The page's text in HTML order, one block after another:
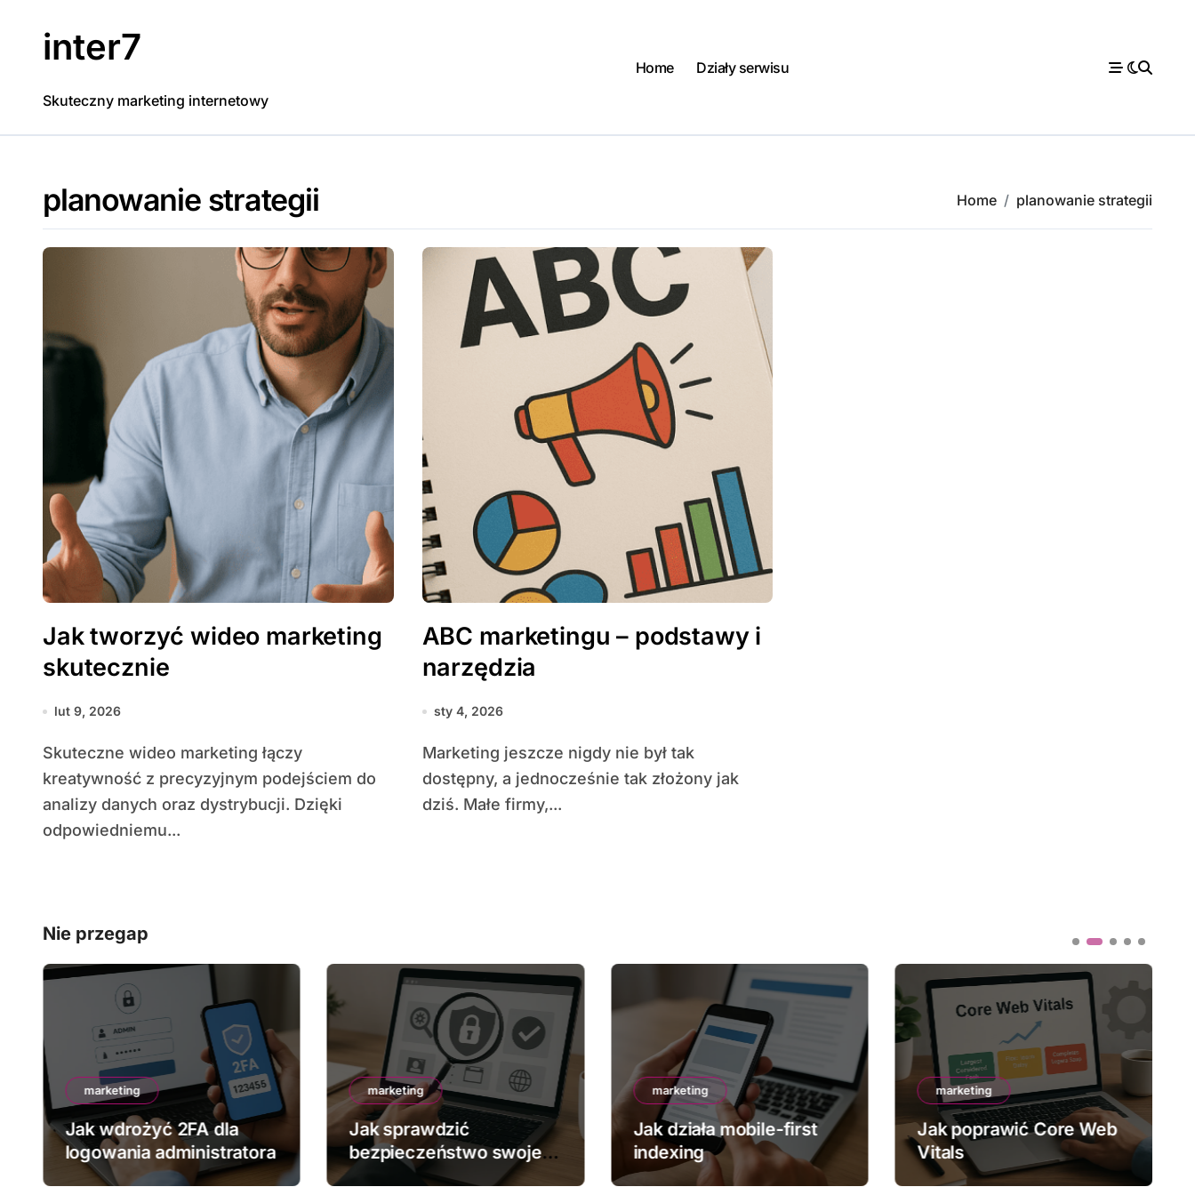
inter7
Skuteczny marketing internetowy
Home Działy serwisu
planowanie strategii Home planowanie strategii
Jak tworzyć wideo marketing
skutecznie
lut 9, 2026
Skuteczne wideo marketing łączy
kreatywność z precyzyjnym podejściem do
analizy danych oraz dystrybucji. Dzięki
odpowiedniemu...
ABC marketingu – podstawy i
narzędzia
sty 4, 2026
Marketing jeszcze nigdy nie był tak
dostępny, a jednocześnie tak złożony jak
dziś. Małe firmy,...
Nie przegap
marketing
Jak wdrożyć 2FA dla
logowania administratora
marketing
Jak sprawdzić
bezpieczeństwo swojej
strony
marketing
Jak działa mobile-first
indexing
marketing
Jak poprawić Core Web
Vitals